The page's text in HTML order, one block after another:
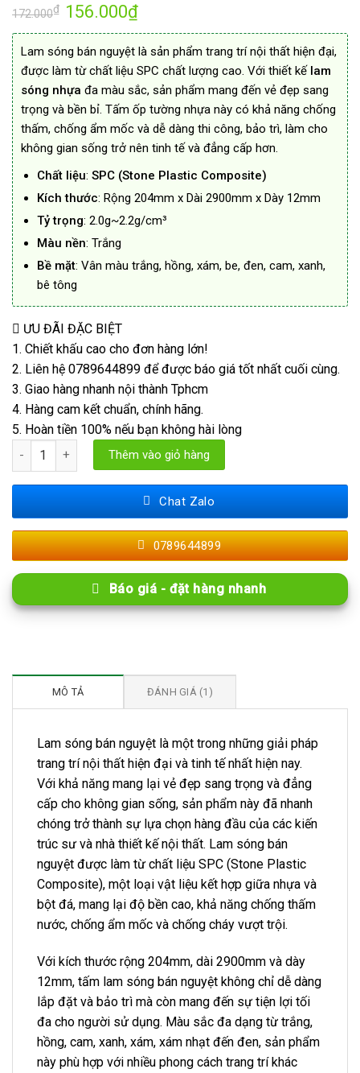
5.00 trên 5
dựa trên
1
đánh giá
172.000₫ Giá
gốc
là:
156.000₫Giá
tại
156.000₫.
Lam sóng bán nguyệt là sản phẩm trang trí nội thất hiện đại,
được làm từ chất liệu SPC chất lượng cao. Với thiết kế lam
sóng nhựa đa màu sắc, sản phẩm mang đến vẻ đẹp sang
trọng và bền bỉ. Tấm ốp tường nhựa này có khả năng chống
thấm, chống ẩm mốc và dễ dàng thi công, bảo trì, làm cho
không gian sống trở nên tinh tế và đẳng cấp hơn.
Chất liệu: SPC (Stone Plastic Composite)
Kích thước: Rộng 204mm x Dài 2900mm x Dày 12mm
Tỷ trọng: 2.0g~2.2g/cm³
Màu nền: Trắng
Bề mặt: Vân màu trắng, hồng, xám, be, đen, cam, xanh,
bê tông
ƯU ĐÃI ĐẶC BIỆT
1. Chiết khấu cao cho đơn hàng lớn!
2. Liên hệ 0789644899 để được báo giá tốt nhất cuối cùng.
3. Giao hàng nhanh nội thành Tphcm
4. Hàng cam kết chuẩn, chính hãng.
5. Hoàn tiền 100% nếu bạn không hài lòng
Lam Sóng Bán Nguyệt Lõm 12mm HS số lượng
Thêm vào giỏ hàng
Chat Zalo
0789644899
Báo giá - đặt hàng nhanh
MÔ TẢ ĐÁNH GIÁ (1)
Lam sóng bán nguyệt là một trong những giải pháp
trang trí nội thất hiện đại và tinh tế nhất hiện nay.
Với khả năng mang lại vẻ đẹp sang trọng và đẳng
cấp cho không gian sống, sản phẩm này đã nhanh
chóng trở thành sự lựa chọn hàng đầu của các kiến
trúc sư và nhà thiết kế nội thất. Lam sóng bán
nguyệt được làm từ chất liệu SPC (Stone Plastic
Composite), một loại vật liệu kết hợp giữa nhựa và
bột đá, mang lại độ bền cao, khả năng chống thấm
nước, chống ẩm mốc và chống cháy vượt trội.
Với kích thước rộng 204mm, dài 2900mm và dày
12mm, tấm lam sóng bán nguyệt không chỉ dễ dàng
lắp đặt và bảo trì mà còn mang đến sự tiện lợi tối
đa cho người sử dụng. Màu sắc đa dạng từ trắng,
hồng, cam, xanh, xám, xám nhạt đến đen, sản phẩm
này phù hợp với nhiều phong cách trang trí khác